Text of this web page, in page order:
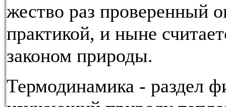
жество раз проверенный
практикой, и ныне
законом природы.
Термодинамика - раздел